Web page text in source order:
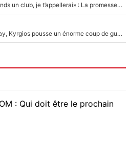
Mercato - OM - «Dès que je prends un club, je t’appellerai» : La promesse de Marcelino au moment de claquer la porte
Victime de racisme contre Murray, Kyrgios pousse un énorme coup de gueule !
: Qui doit être le prochain